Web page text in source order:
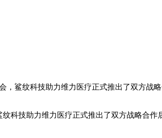
鲨纹科技助力维力医疗正式推出了双方战
科技助力维力医疗正式推出了双方战略合作